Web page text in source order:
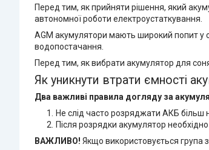
Перед тим, як прийняти рішення, який
автономної роботи електроустаткування.
AGM акумулятори мають широкий попит у
водопостачання.
Перед тим, як вибрати акумулятор для
Як уникнути втрати ємності
Два важливі правила догляду за
Не слід часто розряджати АКБ більш
Після розрядки акумулятор
ВАЖЛИВО! Якщо використовується група